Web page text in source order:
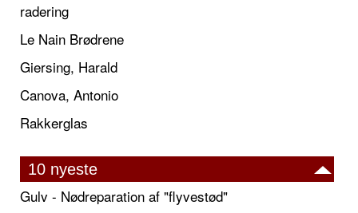
radering
Le Nain Brødrene
Giersing, Harald
Canova, Antonio
Rakkerglas
10 nyeste
Gulv - Nødreparation af "flyvestød"